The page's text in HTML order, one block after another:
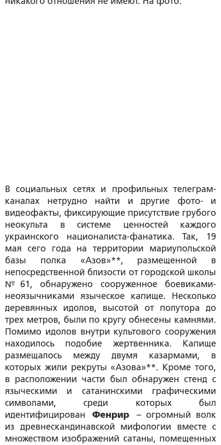
В социальных сетях и профильных телеграм-
каналах нетрудно найти и другие фото- и
видеофакты, фиксирующие присутствие грубого
неокульта в системе ценностей каждого
украинского националиста-фанатика. Так, 19
мая сего года на территории мариупольской
базы полка «Азов»**, размещенной в
непосредственной близости от городской школы
№61, обнаружено сооруженное боевиками-
неоязычниками языческое капище. Несколько
деревянных идолов, высотой от полутора до
трех метров, были по кругу обнесены камнями.
Помимо идолов внутри культового сооружения
находилось подобие жертвенника. Капище
размещалось между двумя казармами, в
которых жили рекруты «Азова»**. Кроме того,
в расположении части был обнаружен стенд с
языческими и сатанинскими графическими
символами, среди которых был
идентифицированФенрир – огромный волк
из древнескандинавской мифологии вместе с
множеством изображений сатаны, помещенных